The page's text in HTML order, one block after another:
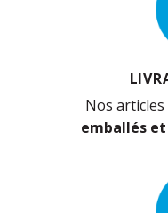
Nos
emballés